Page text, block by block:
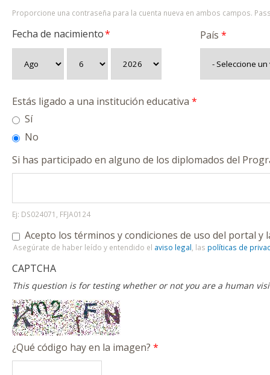
Proporcione una contraseña para la cuenta nueva en ambos campos.
Fecha de nacimiento* País *
Estás ligado a una institución educativa *
Sí
No
Si has participado en alguno de los diplomados del
Ej: DS024071, FFJA0124
Acepto los términos y condiciones de uso del portal y
Asegúrate de haber leído y entendido el aviso legal , las políticas de
CAPTCHA
This question is for testing whether or not you are a human
¿Qué código hay en la imagen? *